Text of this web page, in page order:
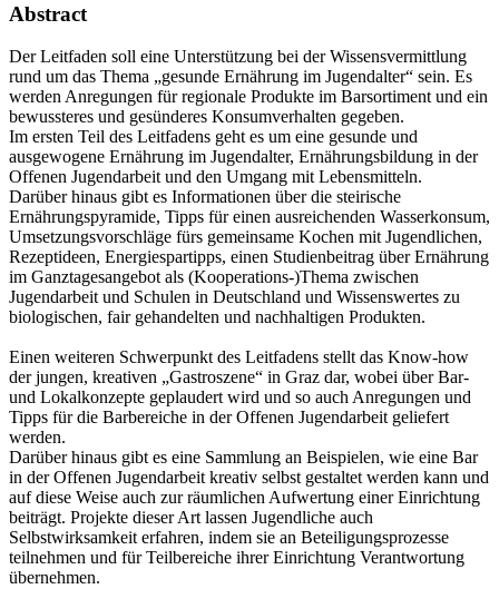
Abstract
Der Leitfaden soll eine Unterstützung bei der Wissensvermittlung
rund um das Thema „gesunde Ernährung im Jugendalter“ sein. Es
werden Anregungen für regionale Produkte im Barsortiment und ein
bewussteres und gesünderes Konsumverhalten gegeben.
Im ersten Teil des Leitfadens geht es um eine gesunde und
ausgewogene Ernährung im Jugendalter, Ernährungsbildung in der
Offenen Jugendarbeit und den Umgang mit Lebensmitteln.
Darüber hinaus gibt es Informationen über die steirische
Ernährungspyramide, Tipps für einen ausreichenden Wasserkonsum,
Umsetzungsvorschläge fürs gemeinsame Kochen mit Jugendlichen,
Rezeptideen, Energiespartipps, einen Studienbeitrag über Ernährung
im Ganztagesangebot als (Kooperations-)Thema zwischen
Jugendarbeit und Schulen in Deutschland und Wissenswertes zu
biologischen, fair gehandelten und nachhaltigen Produkten.
Einen weiteren Schwerpunkt des Leitfadens stellt das Know-how
der jungen, kreativen „Gastroszene“ in Graz dar, wobei über Bar-
und Lokalkonzepte geplaudert wird und so auch Anregungen und
Tipps für die Barbereiche in der Offenen Jugendarbeit geliefert
werden.
Darüber hinaus gibt es eine Sammlung an Beispielen, wie eine Bar
in der Offenen Jugendarbeit kreativ selbst gestaltet werden kann und
auf diese Weise auch zur räumlichen Aufwertung einer Einrichtung
beiträgt. Projekte dieser Art lassen Jugendliche auch
Selbstwirksamkeit erfahren, indem sie an Beteiligungsprozesse
teilnehmen und für Teilbereiche ihrer Einrichtung Verantwortung
übernehmen.